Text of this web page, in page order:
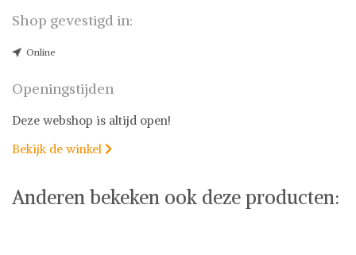
Shop gevestigd in:
Online
Openingstijden
Deze webshop is altijd open!
Bekijk de winkel 
Anderen bekeken ook deze producten: